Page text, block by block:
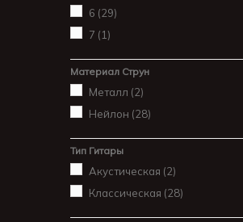
6 (29)
7 (1)
Материал Струн
Металл (2)
Нейлон (28)
Тип Гитары
Акустическая (2)
Классическая (28)